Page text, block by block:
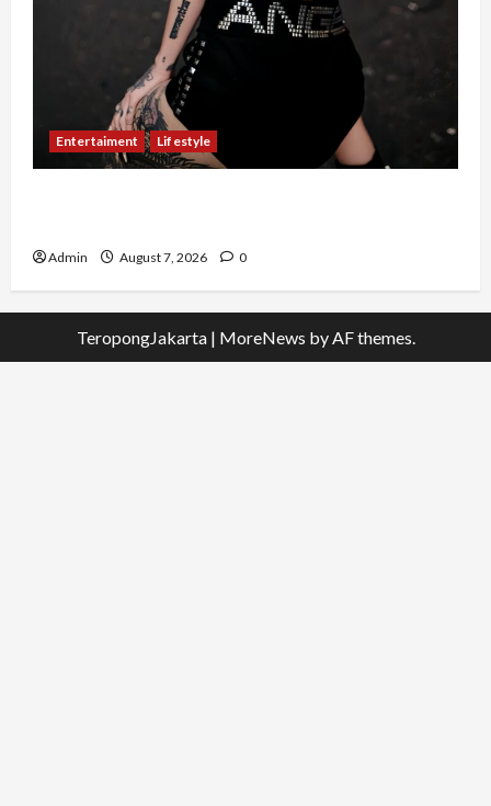
Entertaiment Lifestyle
Admin August 7, 2026 0
TeropongJakarta | MoreNews by AF themes.